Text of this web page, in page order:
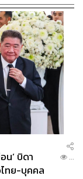
’ บิดา
ทย-บุคคล
...